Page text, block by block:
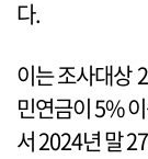
다.
이는 조사대상
민연금이 5%
서 2024년 말